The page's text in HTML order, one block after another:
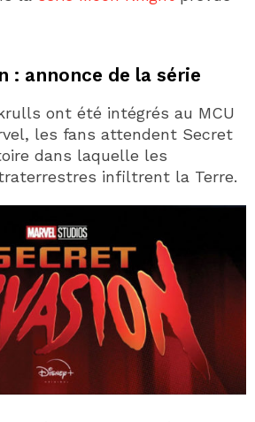
: annonce de la série
ont été intégrés au MCU
les fans attendent Secret
dans laquelle les
infiltrent la Terre.